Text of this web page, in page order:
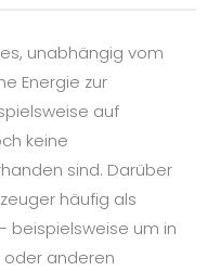
unabhängig vom
Energie zur
auf
keine
sind. Darüber
häufig als
beispielsweise um in
oder anderen